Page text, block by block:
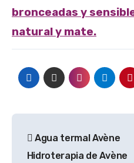
bronceadas y
natural y mate.
de
Agua termal Avène
Hidroterapia de Avène